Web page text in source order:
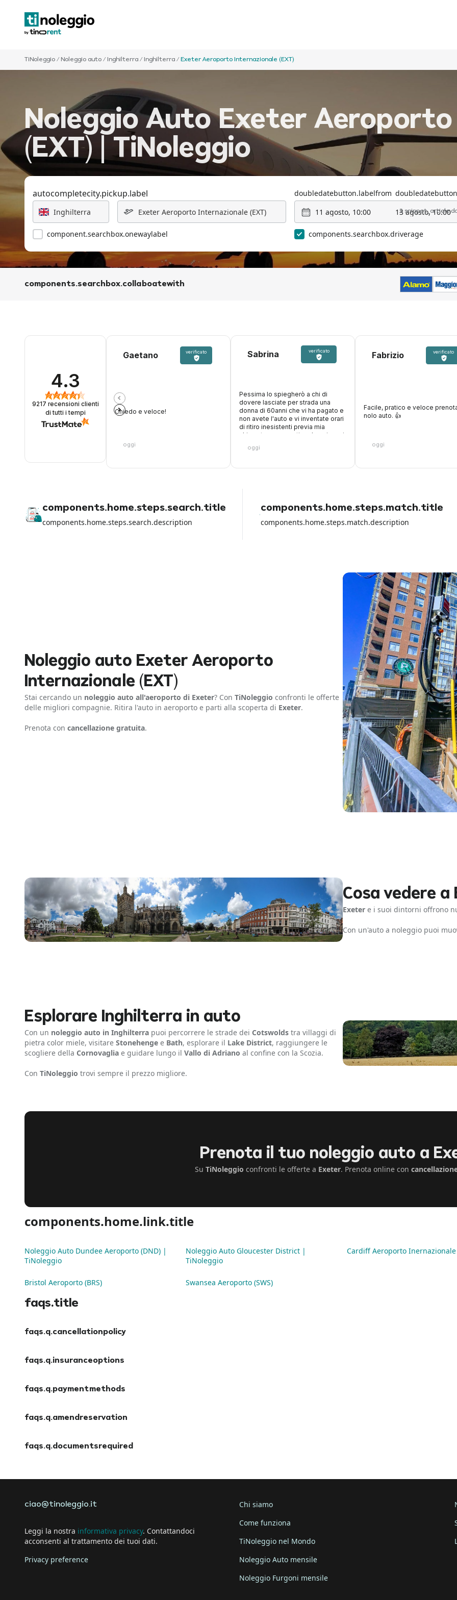
TiNoleggio / Noleggio auto / Inghilterra / Inghilterra / Exeter Aeroporto Internazionale (EXT)
Noleggio Auto Exeter
(EXT) | TiNoleggio
autocompletecity.pickup.label
component.searchbox.onewaylabel
doubledatebutton.labelfrom
11 agosto, 10:00
13 agosto, 10:00
2
components.searchbox.driverage
components.searchbox.collaboatewith
4.3
9217 recensioni clienti
di tutti i tempi
Gaetano verificato
Chiedo e veloce!
oggi
Sabrina verificato
Pessima lo spiegherò a chi di
dovere lasciate per strada una
donna di 60anni che vi ha pagato e
non avete l'auto e vi inventate orari
di ritiro inesistenti previa mia
chiamata per avvertire, due giovani
supponente, niente di buono. Una
oggi
Fabrizio verificato
Facile, pratico e veloce
nolo auto. 👍️
oggi
components.home.steps.search.title
components.home.steps.search.description
components.home.steps.match.title
components.home.steps.match.description
Noleggio auto Exeter Aeroporto
Internazionale (EXT)
Stai cercando un noleggio auto all'aeroporto di Exeter? Con TiNoleggio confronti le offerte
delle migliori compagnie. Ritira l'auto in aeroporto e parti alla scoperta di Exeter.
Prenota con cancellazione gratuita.
Cosa vedere
Exeter e i suoi dintorni offrono
Con un'auto a noleggio puoi
Esplorare Inghilterra in auto
Con un noleggio auto in Inghilterra puoi percorrere le strade dei Cotswolds tra villaggi di
pietra color miele, visitare Stonehenge e Bath, esplorare il Lake District, raggiungere le
scogliere della Cornovaglia e guidare lungo il Vallo di Adriano al confine con la Scozia.
Con TiNoleggio trovi sempre il prezzo migliore.
Prenota il tuo noleggio auto a
Su TiNoleggio confronti le offerte a Exeter. Prenota online con
components.home.link.title
Noleggio Auto Dundee Aeroporto (DND) |
TiNoleggio
Noleggio Auto Gloucester District |
TiNoleggio
Cardiff Aeroporto Inernazionale
Bristol Aeroporto (BRS) Swansea Aeroporto (SWS)
faqs.title
faqs.q.cancellationpolicy
faqs.q.insuranceoptions
faqs.q.paymentmethods
faqs.q.amendreservation
faqs.q.documentsrequired
ciao@tinoleggio.it
Leggi la nostra informativa privacy. Contattandoci
acconsenti al trattamento dei tuoi dati.
Privacy preference
Chi siamo
Come funziona
TiNoleggio nel Mondo
Noleggio Auto mensile
Noleggio Furgoni mensile